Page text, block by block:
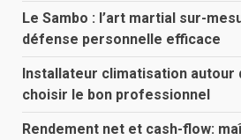
Le Sambo : l’art martial sur-
défense personnelle efficace
Installateur climatisation autour
choisir le bon professionnel
Rendement net et cash-flow: